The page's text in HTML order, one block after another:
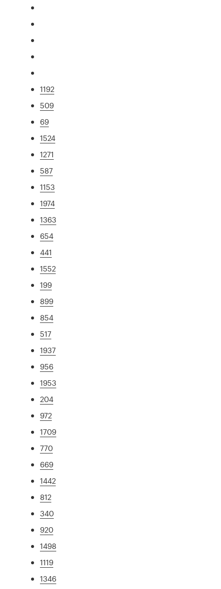
1192
509
69
1524
1271
587
1153
1974
1363
654
441
1552
199
899
854
517
1937
956
1953
204
972
1709
770
669
1442
812
340
920
1498
1119
1346